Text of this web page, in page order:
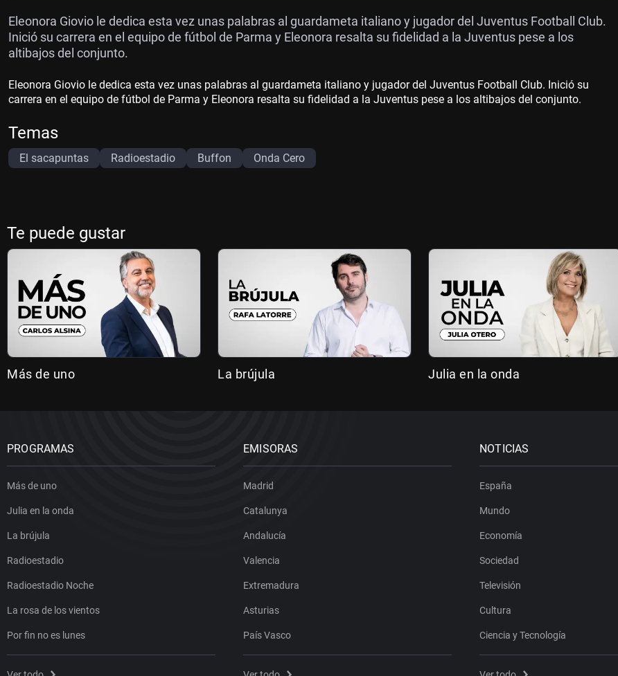
Eleonora Giovio le dedica esta vez unas palabras al guardameta italiano y jugador del Juventus Football Club.
Inició su carrera en el equipo de fútbol de Parma y Eleonora resalta su fidelidad a la Juventus pese a los
altibajos del conjunto.
Eleonora Giovio le dedica esta vez unas palabras al guardameta italiano y jugador del Juventus Football Club. Inició su
carrera en el equipo de fútbol de Parma y Eleonora resalta su fidelidad a la Juventus pese a los altibajos del conjunto.
Temas
El sacapuntas Radioestadio Buffon Onda Cero
Te puede gustar
Más de uno La brújula Julia en la onda
PROGRAMAS
Más de uno
Julia en la onda
La brújula
Radioestadio
Radioestadio Noche
La rosa de los vientos
Por fin no es lunes
EMISORAS
Madrid
Catalunya
Andalucía
Valencia
Extremadura
Asturias
País Vasco
NOTICIAS
España
Mundo
Economía
Sociedad
Televisión
Cultura
Ciencia y Tecnología